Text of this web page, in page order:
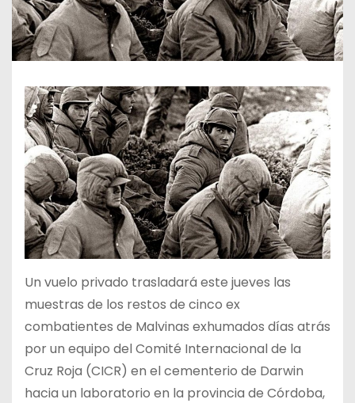
Un vuelo privado trasladará este jueves las
muestras de los restos de cinco ex
combatientes de Malvinas exhumados días atrás
por un equipo del Comité Internacional de la
Cruz Roja (CICR) en el cementerio de Darwin
hacia un laboratorio en la provincia de Córdoba,